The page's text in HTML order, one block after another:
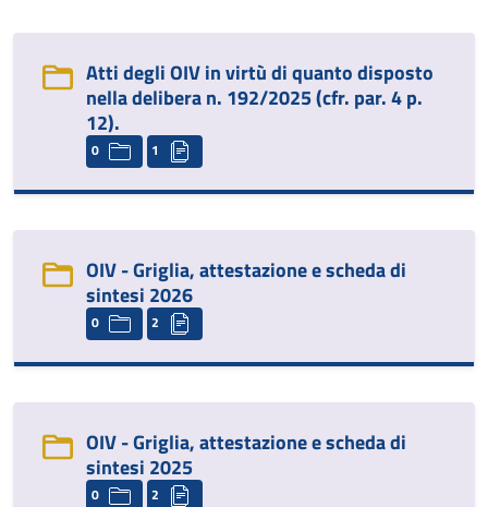
Atti degli OIV in virtù di quanto disposto
nella delibera n. 192/2025 (cfr. par. 4 p.
12).
0 1
OIV - Griglia, attestazione e scheda di
sintesi 2026
0 2
OIV - Griglia, attestazione e scheda di
sintesi 2025
0 2